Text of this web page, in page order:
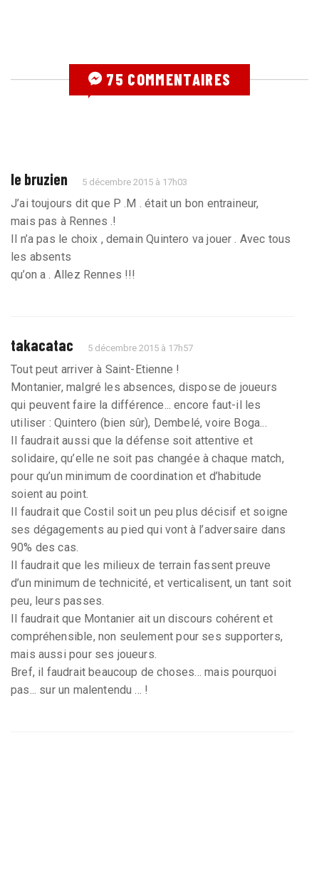
75 COMMENTAIRES
le bruzien 5 décembre 2015 à 17h03
J’ai toujours dit que P .M . était un bon entraineur,
mais pas à Rennes .!
Il n’a pas le choix , demain Quintero va jouer . Avec tous
les absents
qu’on a . Allez Rennes !!!
takacatac 5 décembre 2015 à 17h57
Tout peut arriver à Saint-Etienne !
Montanier, malgré les absences, dispose de joueurs
qui peuvent faire la différence... encore faut-il les
utiliser : Quintero (bien sûr), Dembelé, voire Boga...
Il faudrait aussi que la défense soit attentive et
solidaire, qu’elle ne soit pas changée à chaque match,
pour qu’un minimum de coordination et d’habitude
soient au point.
Il faudrait que Costil soit un peu plus décisif et soigne
ses dégagements au pied qui vont à l’adversaire dans
90% des cas.
Il faudrait que les milieux de terrain fassent preuve
d’un minimum de technicité, et verticalisent, un tant soit
peu, leurs passes.
Il faudrait que Montanier ait un discours cohérent et
compréhensible, non seulement pour ses supporters,
mais aussi pour ses joueurs.
Bref, il faudrait beaucoup de choses... mais pourquoi
pas... sur un malentendu ... !